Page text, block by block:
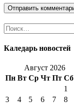
Найти:
Каледарь новостей
Август 2026
Пн Вт Ср Чт Пт Сб
1
3
4 5 6 7 8